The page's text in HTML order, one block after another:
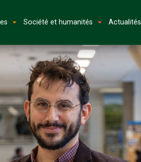
Société et humanités Actualités